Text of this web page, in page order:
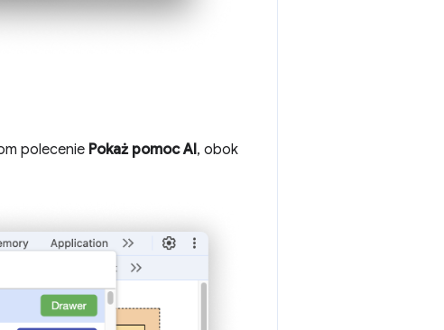
polecenie Pokaż pomoc AI, obok